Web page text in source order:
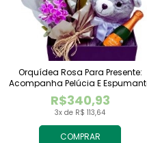
COMPRAR
3x de R$ 113,64
R$340,93
Orquídea Rosa Para Presente:
Acompanha Pelúcia E